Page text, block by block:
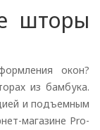
шторы
окон?
из бамбука.
и подъемным
магазине Pro-